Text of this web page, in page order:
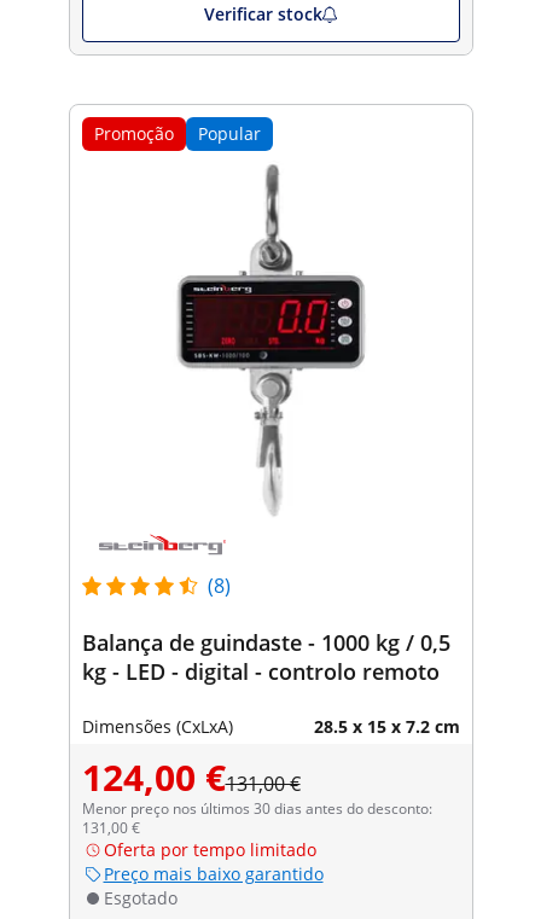
Verificar stock
Promoção Popular
(8)
Balança de guindaste - 1000 kg / 0,5
kg - LED - digital - controlo remoto
Dimensões (CxLxA) 28.5 x 15 x 7.2 cm
124,00 €131,00 €
Menor preço nos últimos 30 dias antes do desconto:
131,00 €
Oferta por tempo limitado
Preço mais baixo garantido
Esgotado